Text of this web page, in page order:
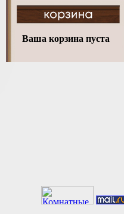
Ваша корзина пуста